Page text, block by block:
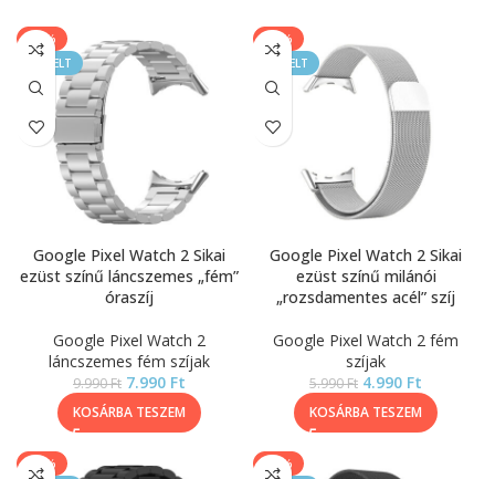
-20%
KIEMELT
Google Pixel Watch 2 Sikai
ezüst színű láncszemes „fém”
óraszíj
Google Pixel Watch 2
láncszemes fém szíjak
9.990Ft 7.990 Ft
KOSÁRBA TESZEM
-17%
KIEMELT
Google Pixel Watch 2 Sikai
ezüst színű milánói
„rozsdamentes acél” szíj
Google Pixel Watch 2 fém
szíjak
5.990Ft 4.990 Ft
KOSÁRBA TESZEM
-20%
-17%